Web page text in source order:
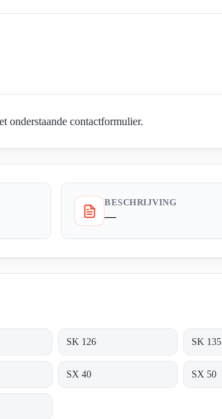
onderstaande contactformulier.
BESCHRIJVING
—
SK 126 SK 135
SX 40 SX 50